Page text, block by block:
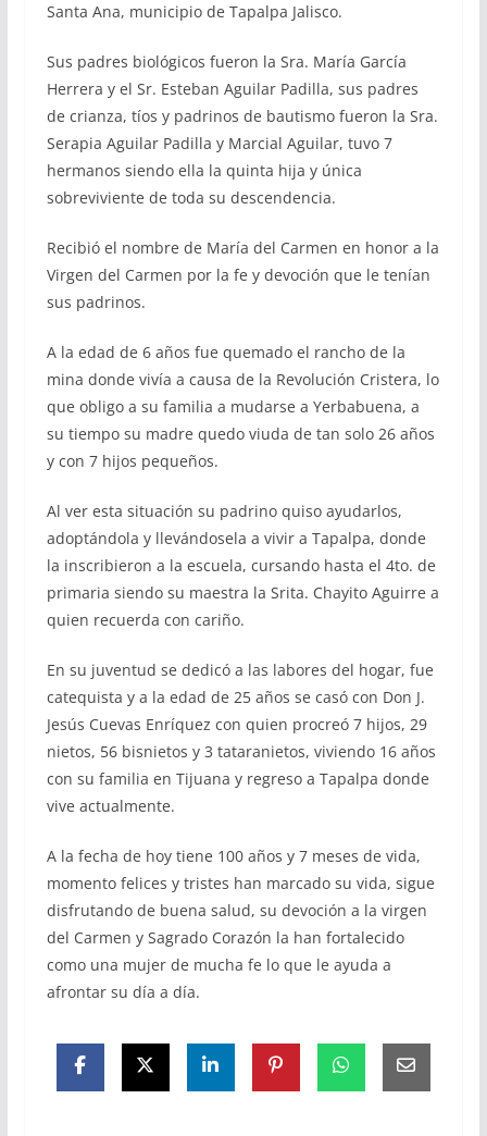
Santa Ana, municipio de Tapalpa Jalisco.
Sus padres biológicos fueron la Sra. María García
Herrera y el Sr. Esteban Aguilar Padilla, sus padres
de crianza, tíos y padrinos de bautismo fueron la Sra.
Serapia Aguilar Padilla y Marcial Aguilar, tuvo 7
hermanos siendo ella la quinta hija y única
sobreviviente de toda su descendencia.
Recibió el nombre de María del Carmen en honor a la
Virgen del Carmen por la fe y devoción que le tenían
sus padrinos.
A la edad de 6 años fue quemado el rancho de la
mina donde vivía a causa de la Revolución Cristera, lo
que obligo a su familia a mudarse a Yerbabuena, a
su tiempo su madre quedo viuda de tan solo 26 años
y con 7 hijos pequeños.
Al ver esta situación su padrino quiso ayudarlos,
adoptándola y llevándosela a vivir a Tapalpa, donde
la inscribieron a la escuela, cursando hasta el 4to. de
primaria siendo su maestra la Srita. Chayito Aguirre a
quien recuerda con cariño.
En su juventud se dedicó a las labores del hogar, fue
catequista y a la edad de 25 años se casó con Don J.
Jesús Cuevas Enríquez con quien procreó 7 hijos, 29
nietos, 56 bisnietos y 3 tataranietos, viviendo 16 años
con su familia en Tijuana y regreso a Tapalpa donde
vive actualmente.
A la fecha de hoy tiene 100 años y 7 meses de vida,
momento felices y tristes han marcado su vida, sigue
disfrutando de buena salud, su devoción a la virgen
del Carmen y Sagrado Corazón la han fortalecido
como una mujer de mucha fe lo que le ayuda a
afrontar su día a día.